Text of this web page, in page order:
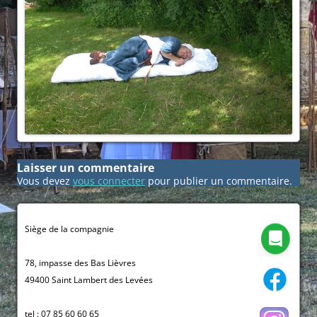
Laisser un commentaire
Vous devez vous connecter pour publier un commentaire.
Siège de la compagnie
78, impasse des Bas Lièvres
49400 Saint Lambert des Levées
tel : 07 85 60 60 65